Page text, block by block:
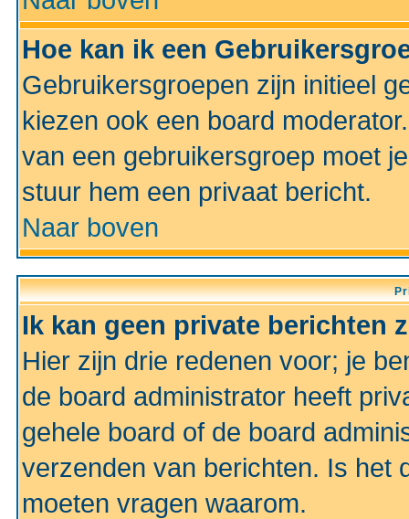
Hoe kan ik een
Gebruikersgroepen zijn initieel
kiezen ook een board
van een gebruikersgroep moet
stuur hem een privaat bericht.
Naar boven
Ik kan geen private berichten
Hier zijn drie redenen voor; je
de board administrator heeft
gehele board of de board
verzenden van berichten. Is het
moeten vragen waarom.